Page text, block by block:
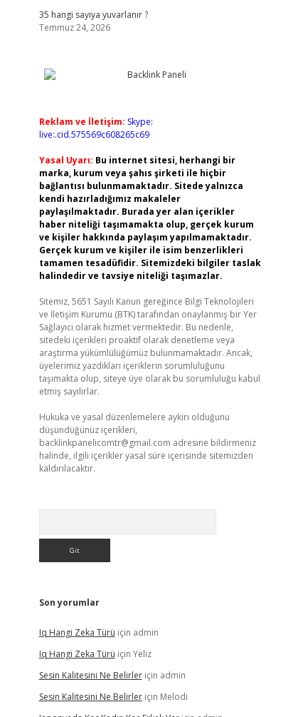
35 hangi sayıya yuvarlanır ?
Temmuz 24, 2026
Reklam ve İletişim: Skype:
live:.cid.575569c608265c69
Yasal Uyarı: Bu internet sitesi, herhangi bir
marka, kurum veya şahıs şirketi ile hiçbir
bağlantısı bulunmamaktadır. Sitede yalnızca
kendi hazırladığımız makaleler
paylaşılmaktadır. Burada yer alan içerikler
haber niteliği taşımamakta olup, gerçek kurum
ve kişiler hakkında paylaşım yapılmamaktadır.
Gerçek kurum ve kişiler ile isim benzerlikleri
tamamen tesadüfidir. Sitemizdeki bilgiler taslak
halindedir ve tavsiye niteliği taşımazlar.
Sitemiz, 5651 Sayılı Kanun gereğince Bilgi Teknolojileri
ve İletişim Kurumu (BTK) tarafından onaylanmış bir Yer
Sağlayıcı olarak hizmet vermektedir. Bu nedenle,
sitedeki içerikleri proaktif olarak denetleme veya
araştırma yükümlülüğümüz bulunmamaktadır. Ancak,
üyelerimiz yazdıkları içeriklerin sorumluluğunu
taşımakta olup, siteye üye olarak bu sorumluluğu kabul
etmiş sayılırlar.
Hukuka ve yasal düzenlemelere aykırı olduğunu
düşündüğünüz içerikleri,
backlinkpanelicomtr@gmail.com adresine bildirmeniz
halinde, ilgili içerikler yasal süre içerisinde sitemizden
kaldırılacaktır.
Son yorumlar
Iq Hangi Zeka Türü için admin
Iq Hangi Zeka Türü için Yeliz
Sesin Kalitesini Ne Belirleriçin admin
Sesin Kalitesini Ne Belirleriçin Melodi